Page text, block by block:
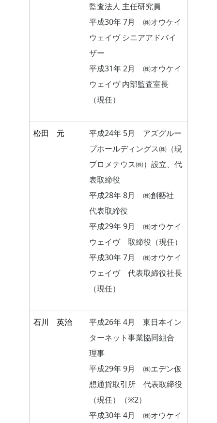
監査法人 主任研究員
平成30年 7月 ㈱オウケイ
ウェイヴ シニアアドバイ
ザー
平成31年 2月 ㈱オウケイ
ウェイヴ 内部監査室長
（現任）
松田 元
平成24年 5月 アズグルー
プホールディングス㈱（現
プロメテウス㈱）設立、代
表取締役
平成28年 8月 ㈱創藝社
代表取締役
平成29年 9月 ㈱オウケイ
ウェイヴ 取締役（現任）
平成30年 7月 ㈱オウケイ
ウェイヴ 代表取締役社長
（現任）
石川 英治
平成26年 4月 東日本イン
ターネット事業協同組合
理事
平成29年 9月 ㈱エデン仮
想通貨取引所 代表取締役
（現任）（※2）
平成30年 4月 ㈱オウケイ